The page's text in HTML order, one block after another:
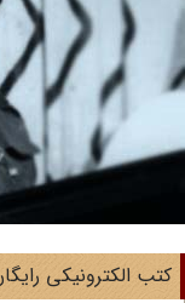
الکترونیکی رایگان